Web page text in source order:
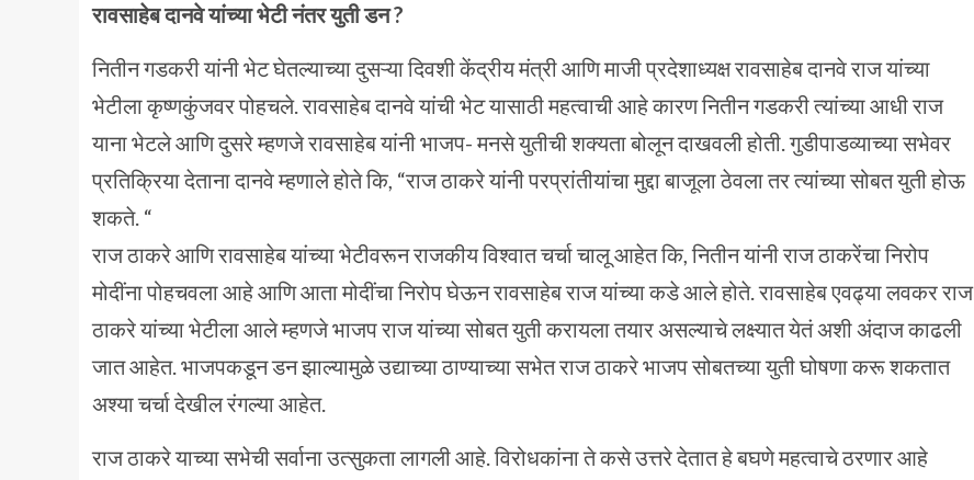
रावसाहेब दानवे यांच्या भेटी नंतर युती डन ?
नितीन गडकरी यांनी भेट घेतल्याच्या दुसऱ्या दिवशी केंद्रीय मंत्री आणि माजी प्रदेशाध्यक्ष रावसाहेब दानवे राज यांच्या
भेटीला कृष्णकुंजवर पोहचले. रावसाहेब दानवे यांची भेट यासाठी महत्वाची आहे कारण नितीन गडकरी त्यांच्या आधी राज
याना भेटले आणि दुसरे म्हणजे रावसाहेब यांनी भाजप- मनसे युतीची शक्यता बोलून दाखवली होती. गुडीपाडव्याच्या सभेवर
प्रतिक्रिया देताना दानवे म्हणाले होते कि, “राज ठाकरे यांनी परप्रांतीयांचा मुद्दा बाजूला ठेवला तर त्यांच्या सोबत युती होऊ
शकते. “
राज ठाकरे आणि रावसाहेब यांच्या भेटीवरून राजकीय विश्वात चर्चा चालू आहेत कि, नितीन यांनी राज ठाकरेंचा निरोप
मोदींना पोहचवला आहे आणि आता मोदींचा निरोप घेऊन रावसाहेब राज यांच्या कडे आले होते. रावसाहेब एवढ्या लवकर राज
ठाकरे यांच्या भेटीला आले म्हणजे भाजप राज यांच्या सोबत युती करायला तयार असल्याचे लक्ष्यात येतं अशी अंदाज काढली
जात आहेत. भाजपकडून डन झाल्यामुळे उद्याच्या ठाण्याच्या सभेत राज ठाकरे भाजप सोबतच्या युती घोषणा करू शकतात
अश्या चर्चा देखील रंगल्या आहेत.
राज ठाकरे याच्या सभेची सर्वाना उत्सुकता लागली आहे. विरोधकांना ते कसे उत्तरे देतात हे बघणे महत्वाचे ठरणार आहे